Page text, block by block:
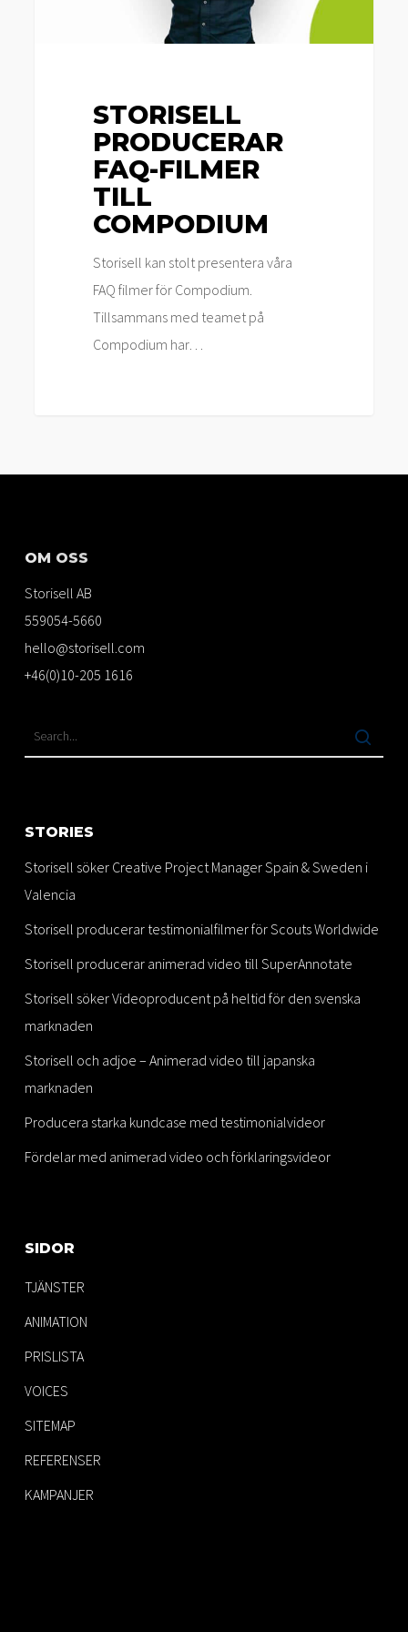
STORISELL
PRODUCERAR
FAQ-FILMER
TILL
COMPODIUM
Storisell kan stolt presentera våra
FAQ filmer för Compodium.
Tillsammans med teamet på
Compodium har…
OM OSS
Storisell AB
559054-5660
hello@storisell.com
+46(0)10-205 1616
STORIES
Storisell söker Creative Project Manager Spain & Sweden i
Valencia
Storisell producerar testimonialfilmer för Scouts Worldwide
Storisell producerar animerad video till SuperAnnotate
Storisell söker Videoproducent på heltid för den svenska
marknaden
Storisell och adjoe – Animerad video till japanska
marknaden
Producera starka kundcase med testimonialvideor
Fördelar med animerad video och förklaringsvideor
SIDOR
TJÄNSTER
ANIMATION
PRISLISTA
VOICES
SITEMAP
REFERENSER
KAMPANJER